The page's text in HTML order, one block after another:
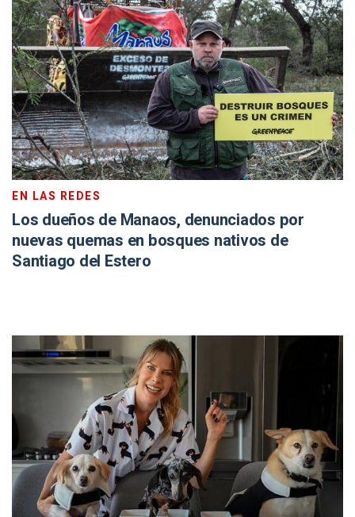
EN LAS REDES
Los dueños de Manaos, denunciados por
nuevas quemas en bosques nativos de
Santiago del Estero